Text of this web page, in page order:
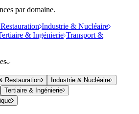
par domaine.
Industrie & Nucléaire
& Ingénierie Transport &
Restauration
Industrie & Nucléaire
Tertiaire & Ingénierie